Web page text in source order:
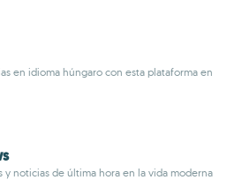
en idioma húngaro con esta plataforma en
y noticias de última hora en la vida moderna